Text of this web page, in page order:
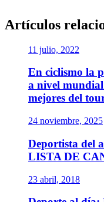
Artículos
11 julio, 2022
En ciclismo la
a nivel
mejores del
24 noviembre, 2025
Deportista del
LISTA DE
23 abril, 2018